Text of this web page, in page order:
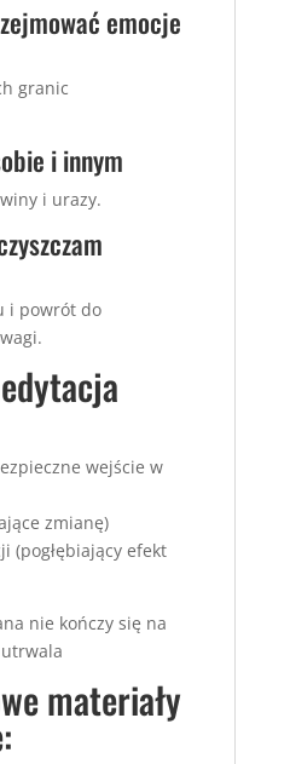
emocje
granic
i innym
i urazy.
i powrót do
wejście w
zmianę)
efekt
nie kończy się na
materiały